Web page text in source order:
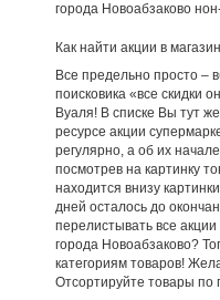
города Новоабзаково
Как найти акции в
Все предельно просто –
поисковика «все скидки
Вуаля! В списке Вы тут
ресурсе акции
регулярно, а об их
посмотрев на картинку
находится внизу
дней осталось до
перелистывать все
города Новоабзаково?
категориям товаров!
Отсортируйте товары по